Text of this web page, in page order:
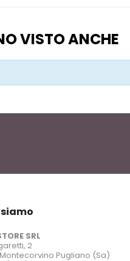
VISTO ANCHE
SRL
2
Pugliano (Sa)